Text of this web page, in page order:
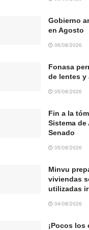
Gobierno
en Agosto
06/08/2026
Fonasa
de lentes
05/08/2026
Fin a la
Sistema
Senado
05/08/2026
Minvu
viviendas
utilizadas
04/08/2026
¡Pocos los